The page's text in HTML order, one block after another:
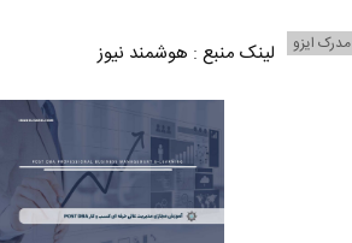
لینک منبع : هوشمند نیوز مدرک ایزو